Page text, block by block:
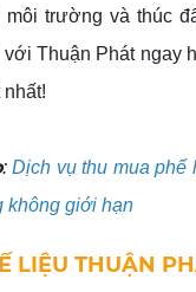
môi trường và thúc
với Thuận Phát ngay
:Dịch vụ thu mua phế
không giới hạn
LIỆU THUẬN